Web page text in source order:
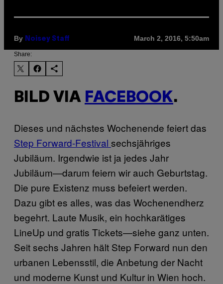
By Noisey Staff March 2, 2016, 5:50am
Share:
BILD VIA FACEBOOK.
Dieses und nächstes Wochenende feiert das
Step Forward-Festival sechsjähriges
Jubiläum. Irgendwie ist ja jedes Jahr
Jubiläum—darum feiern wir auch Geburtstag.
Die pure Existenz muss befeiert werden.
Dazu gibt es alles, was das Wochenendherz
begehrt. Laute Musik, ein hochkarätiges
LineUp und gratis Tickets—siehe ganz unten.
Seit sechs Jahren hält Step Forward nun den
urbanen Lebensstil, die Anbetung der Nacht
und moderne Kunst und Kultur in Wien hoch.